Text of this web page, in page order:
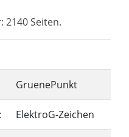
2140 Seiten.
GruenePunkt
ElektroG-Zeichen